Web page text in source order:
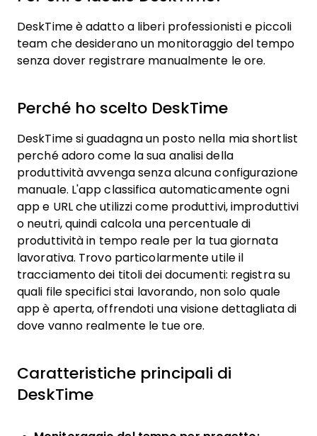
DeskTime è adatto a liberi professionisti e piccoli
team che desiderano un monitoraggio del tempo
senza dover registrare manualmente le ore.
Perché ho scelto DeskTime
DeskTime si guadagna un posto nella mia shortlist
perché adoro come la sua analisi della
produttività avvenga senza alcuna configurazione
manuale. L'app classifica automaticamente ogni
app e URL che utilizzi come produttivi, improduttivi
o neutri, quindi calcola una percentuale di
produttività in tempo reale per la tua giornata
lavorativa. Trovo particolarmente utile il
tracciamento dei titoli dei documenti: registra su
quali file specifici stai lavorando, non solo quale
app è aperta, offrendoti una visione dettagliata di
dove vanno realmente le tue ore.
Caratteristiche principali di
DeskTime